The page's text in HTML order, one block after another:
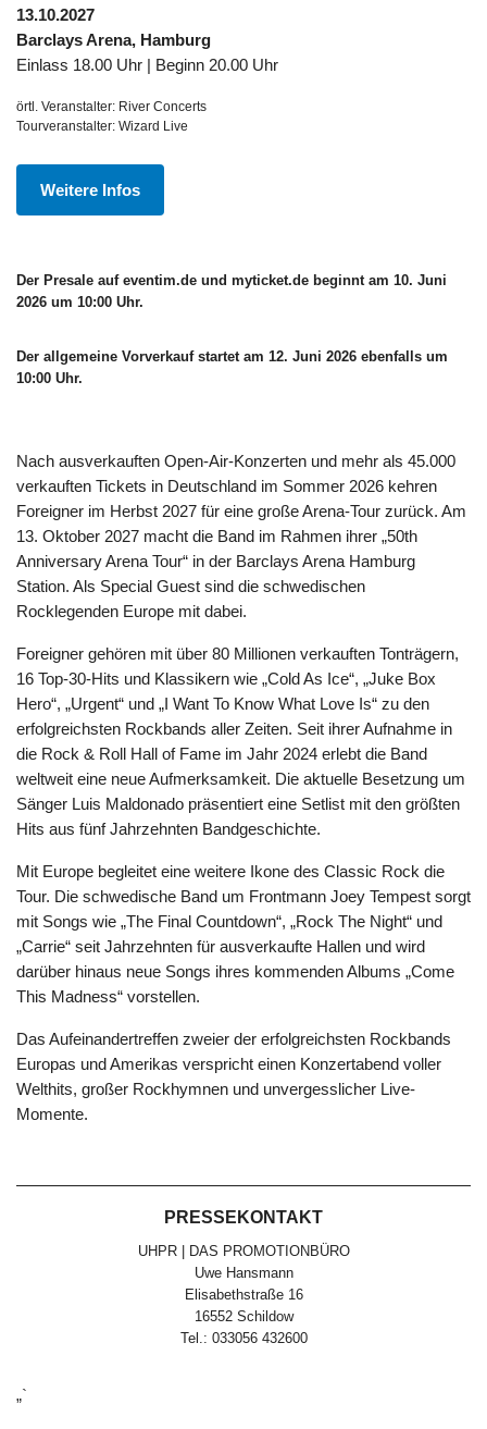
13.10.2027
Barclays Arena, Hamburg
Einlass 18.00 Uhr | Beginn 20.00 Uhr
örtl. Veranstalter: River Concerts
Tourveranstalter: Wizard Live
Weitere Infos
Der Presale auf eventim.de und myticket.de beginnt am 10. Juni
2026 um 10:00 Uhr.
Der allgemeine Vorverkauf startet am 12. Juni 2026 ebenfalls um
10:00 Uhr.
Nach ausverkauften Open-Air-Konzerten und mehr als 45.000
verkauften Tickets in Deutschland im Sommer 2026 kehren
Foreigner im Herbst 2027 für eine große Arena-Tour zurück. Am
13. Oktober 2027 macht die Band im Rahmen ihrer „50th
Anniversary Arena Tour“ in der Barclays Arena Hamburg
Station. Als Special Guest sind die schwedischen
Rocklegenden Europe mit dabei.
Foreigner gehören mit über 80 Millionen verkauften Tonträgern,
16 Top-30-Hits und Klassikern wie „Cold As Ice“, „Juke Box
Hero“, „Urgent“ und „I Want To Know What Love Is“ zu den
erfolgreichsten Rockbands aller Zeiten. Seit ihrer Aufnahme in
die Rock & Roll Hall of Fame im Jahr 2024 erlebt die Band
weltweit eine neue Aufmerksamkeit. Die aktuelle Besetzung um
Sänger Luis Maldonado präsentiert eine Setlist mit den größten
Hits aus fünf Jahrzehnten Bandgeschichte.
Mit Europe begleitet eine weitere Ikone des Classic Rock die
Tour. Die schwedische Band um Frontmann Joey Tempest sorgt
mit Songs wie „The Final Countdown“, „Rock The Night“ und
„Carrie“ seit Jahrzehnten für ausverkaufte Hallen und wird
darüber hinaus neue Songs ihres kommenden Albums „Come
This Madness“ vorstellen.
Das Aufeinandertreffen zweier der erfolgreichsten Rockbands
Europas und Amerikas verspricht einen Konzertabend voller
Welthits, großer Rockhymnen und unvergesslicher Live-
Momente.
PRESSEKONTAKT
UHPR | DAS PROMOTIONBÜRO
Uwe Hansmann
Elisabethstraße 16
16552 Schildow
Tel.: 033056 432600
„`